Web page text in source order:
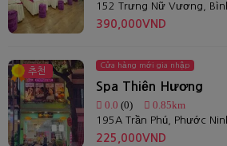
390,000VND
추천
Cửa hàng mới gia nhập
Spa Thiên Hương
0.0 (0) 0.85km
225,000VND